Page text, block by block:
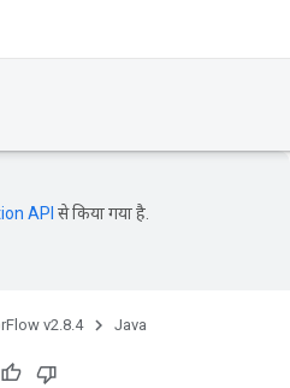
API से किया गया है.
v2.8.4 Java